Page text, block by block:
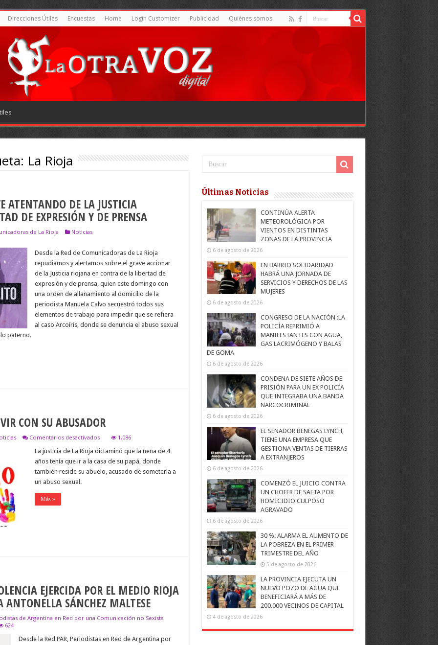
Direcciones Útiles Encuestas Home Login Customizer Publicidad Quiénes somos
La Rioja
ATENTANDO DE LA JUSTICIA
DE EXPRESIÓN Y DE PRENSA
de La Rioja
Noticias
Desde la Red de Comunicadoras de La Rioja
repudiamos y alertamos sobre el grave accionar
de la Justicia riojana en contra de la libertad de
expresión y de prensa, quien este domingo con
una orden de allanamiento al domicilio de la
periodista Manuela Calvo secuestró todos sus
elementos de trabajo para impedir que se refiera
al caso Arcoíris, donde se denuncia el abuso sexual
paterno.
CON SU ABUSADOR
Comentarios desactivadosen
A
UNA
A
1,086
La justicia de La Rioja dictaminó que la nena de 4
años tenía que ir a la casa de su papá, donde
también reside su abuelo, acusado de someterla a
un abuso sexual.
Más »
EJERCIDA POR EL MEDIO RIOJA
ANTONELLA SÁNCHEZ MALTESE
de Argentina en Red por una Comunicación no Sexista
624
Desde la Red PAR, Periodistas en Red de Argentina por
Últimas Noticias
CONTINÚA ALERTA
METEOROLÓGICA POR
VIENTOS EN DISTINTAS
ZONAS DE LA PROVINCIA
6 de agosto de 2026
EN BARRIO SOLIDARIDAD
HABRÁ UNA JORNADA DE
SERVICIOS Y DERECHOS DE LAS
MUJERES
6 de agosto de 2026
CONGRESO DE LA NACIÓN :LA
POLICÍA REPRIMIÓ A
MANIFESTANTES CON AGUA,
GAS LACRIMÓGENO Y BALAS
DE GOMA
6 de agosto de 2026
CONDENA DE SIETE AÑOS DE
PRISIÓN PARA UN EX POLICÍA
QUE INTEGRABA UNA BANDA
NARCOCRIMINAL
6 de agosto de 2026
EL SENADOR BENEGAS LYNCH,
TIENE UNA EMPRESA QUE
GESTIONA VENTAS DE TIERRAS
A EXTRANJEROS
6 de agosto de 2026
COMENZÓ EL JUICIO CONTRA
UN CHOFER DE SAETA POR
HOMICIDIO CULPOSO
AGRAVADO
6 de agosto de 2026
30 %: ALARMA EL AUMENTO DE
LA POBREZA EN EL PRIMER
TRIMESTRE DEL AÑO
5 de agosto de 2026
LA PROVINCIA EJECUTA UN
NUEVO POZO DE AGUA QUE
BENEFICIARÁ A MÁS DE
200.000 VECINOS DE CAPITAL
4 de agosto de 2026